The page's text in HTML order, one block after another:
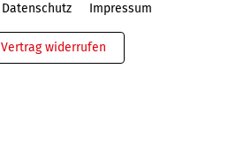
Datenschutz Impressum
Vertrag widerrufen